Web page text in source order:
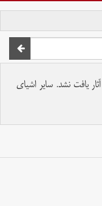
یافت نشد. سایر اشیای
ملک محفوظ است.